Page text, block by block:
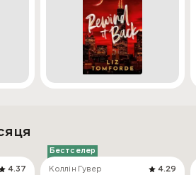
4.37
Бестселер
Коллін Гувер
4.29